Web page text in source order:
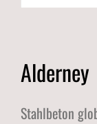
Alderney
Stahlbeton